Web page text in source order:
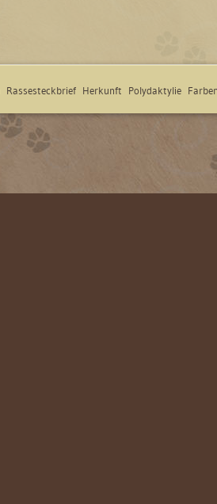
Rassesteckbrief Herkunft Polydaktylie